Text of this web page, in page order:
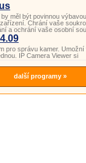
měl být povinnou výbavou
Chrání vaše
a ochrání vaše osobní
pro správu kamer. Umožní
IP Camera Viewer si
další programy »